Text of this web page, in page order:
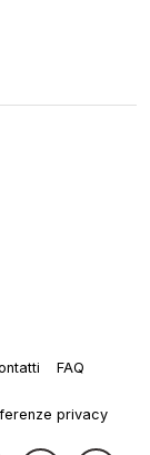
FAQ
privacy